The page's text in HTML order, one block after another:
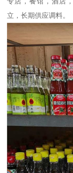
立，长期供应调料。